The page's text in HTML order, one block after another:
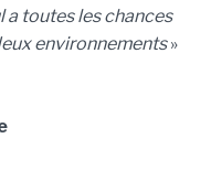
a toutes les chances
environnements»